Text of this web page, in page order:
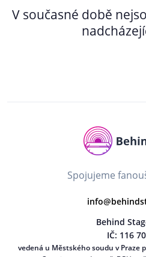
V současné době
Spojujeme
Behind
IČ: 116
vedená u Městského soudu v Praze